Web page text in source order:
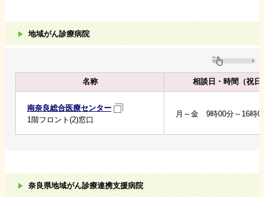
地域がん診療病院
名称 相談日・時間（祝日
南奈良総合医療センター
1階フロント(2)窓口
月～金 9時00分～16時
奈良県地域がん診療連携支援病院